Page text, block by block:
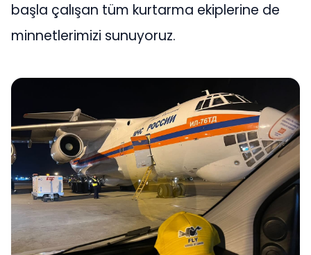
başla çalışan tüm kurtarma ekiplerine de
minnetlerimizi sunuyoruz.